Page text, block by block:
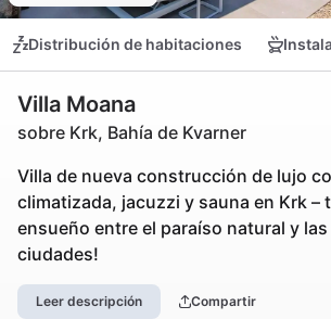
Distribución de habitaciones
Villa Moana
sobre Krk, Bahía de Kvarner
Villa de nueva construcción de lujo
climatizada, jacuzzi y sauna en Krk –
ensueño entre el paraíso natural y
ciudades!
Leer descripción Compartir